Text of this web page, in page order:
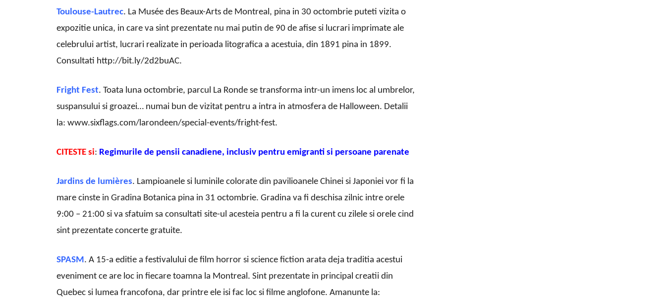
Toulouse-Lautrec. La Musée des Beaux-Arts de Montreal, pina in 30 octombrie puteti vizita o
expozitie unica, in care va sint prezentate nu mai putin de 90 de afise si lucrari imprimate ale
celebrului artist, lucrari realizate in perioada litografica a acestuia, din 1891 pina in 1899.
Consultati http://bit.ly/2d2buAC.
Fright Fest. Toata luna octombrie, parcul La Ronde se transforma intr-un imens loc al umbrelor,
suspansului si groazei… numai bun de vizitat pentru a intra in atmosfera de Halloween. Detalii
la: www.sixflags.com/larondeen/special-events/fright-fest.
CITESTE si: Regimurile de pensii canadiene, inclusiv pentru emigranti si persoane parenate
Jardins de lumières. Lampioanele si luminile colorate din pavilioanele Chinei si Japoniei vor fi la
mare cinste in Gradina Botanica pina in 31 octombrie. Gradina va fi deschisa zilnic intre orele
9:00 – 21:00 si va sfatuim sa consultati site-ul acesteia pentru a fi la curent cu zilele si orele cind
sint prezentate concerte gratuite.
SPASM. A 15-a editie a festivalului de film horror si science fiction arata deja traditia acestui
eveniment ce are loc in fiecare toamna la Montreal. Sint prezentate in principal creatii din
Quebec si lumea francofona, dar printre ele isi fac loc si filme anglofone. Amanunte la: